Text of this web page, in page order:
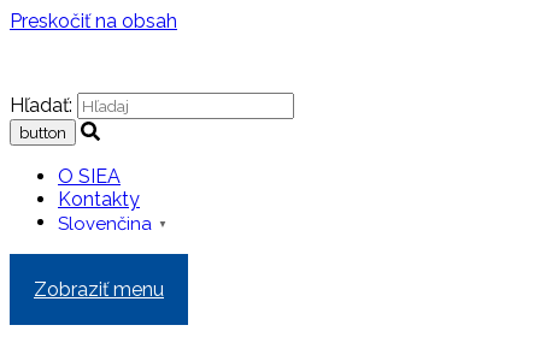
Preskočiť na obsah
Hľadať:
O SIEA
Kontakty
Slovenčina ▼
Zobraziť menu